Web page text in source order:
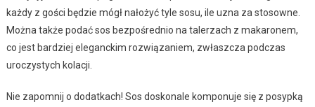
każdy z gości będzie mógł nałożyć tyle sosu, ile uzna za stosowne.
Można także podać sos bezpośrednio na talerzach z makaronem,
co jest bardziej eleganckim rozwiązaniem, zwłaszcza podczas
uroczystych kolacji.
Nie zapomnij o dodatkach! Sos doskonale komponuje się z posypką